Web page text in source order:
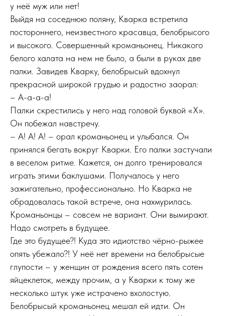
у неё муж или нет!
Выйдя на соседнюю поляну, Кварка встретила
постороннего, неизвестного красавца, белобрысого
и высокого. Совершенный кроманьонец. Никакого
белого халата на нем не было, а были в руках две
палки. Завидев Кварку, белобрысый вдохнул
прекрасной широкой грудью и радостно заорал:
– А-а-а-а!
Палки скрестились у него над головой буквой «Х».
Он побежал навстречу.
– А! А! А! – орал кроманьонец и улыбался. Он
принялся бегать вокруг Кварки. Его палки застучали
в веселом ритме. Кажется, он долго тренировался
играть этими баклушами. Получалось у него
зажигательно, профессионально. Но Кварка не
обрадовалась такой встрече, она нахмурилась.
Кроманьонцы – совсем не вариант. Они вымирают.
Надо смотреть в будущее.
Где это будущее?! Куда это идиотство чёрно-рыжее
опять убежало?! У неё нет времени на белобрысые
глупости – у женщин от рождения всего пять сотен
яйцеклеток, между прочим, а у Кварки к тому же
несколько штук уже истрачено вхолостую.
Белобрысый кроманьонец мешал ей идти. Он